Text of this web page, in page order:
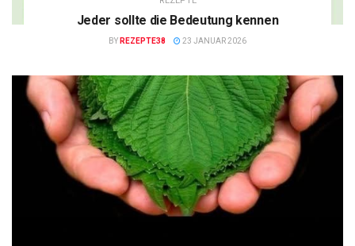
Jeder sollte die Bedeutung kennen
BY REZEPTE38 23 JANUAR 2026